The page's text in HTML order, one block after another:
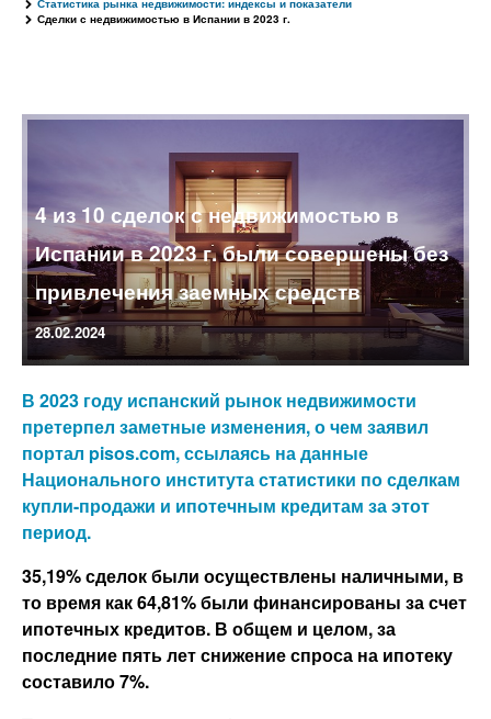
Сделки с недвижимостью в Испании в 2023 г.
4 из 10 сделок с недвижимостью в
Испании в 2023 г. были совершены без
привлечения заемных средств
28.02.2024
В 2023 году испанский рынок недвижимости
претерпел заметные изменения, о чем заявил
портал pisos.com, ссылаясь на данные
Национального института статистики по сделкам
купли-продажи и ипотечным кредитам за этот
период.
35,19% сделок были осуществлены наличными, в
то время как 64,81% были финансированы за счет
ипотечных кредитов. В общем и целом, за
последние пять лет снижение спроса на ипотеку
составило 7%.